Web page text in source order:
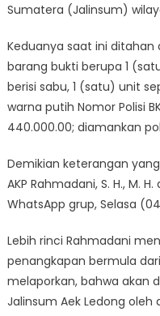
Sumatera (Jalinsum)
Keduanya saat ini ditahan
barang bukti berupa 1
berisi sabu, 1 (satu) unit
warna putih Nomor Polisi
440.000.00; diamankan
Demikian keterangan
AKP Rahmadani, S. H., M.
WhatsApp grup, Selasa
Lebih rinci Rahmadani
penangkapan bermula
melaporkan, bahwa akan
Jalinsum Aek Ledong